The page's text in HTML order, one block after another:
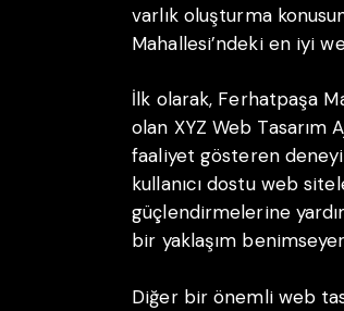
varlık oluşturma
Mahallesi’ndeki en iyi
İlk olarak, Ferhatpaşa
olan XYZ Web Tasarım
faaliyet gösteren
kullanıcı dostu web
güçlendirmelerine
bir yaklaşım
Diğer bir önemli web